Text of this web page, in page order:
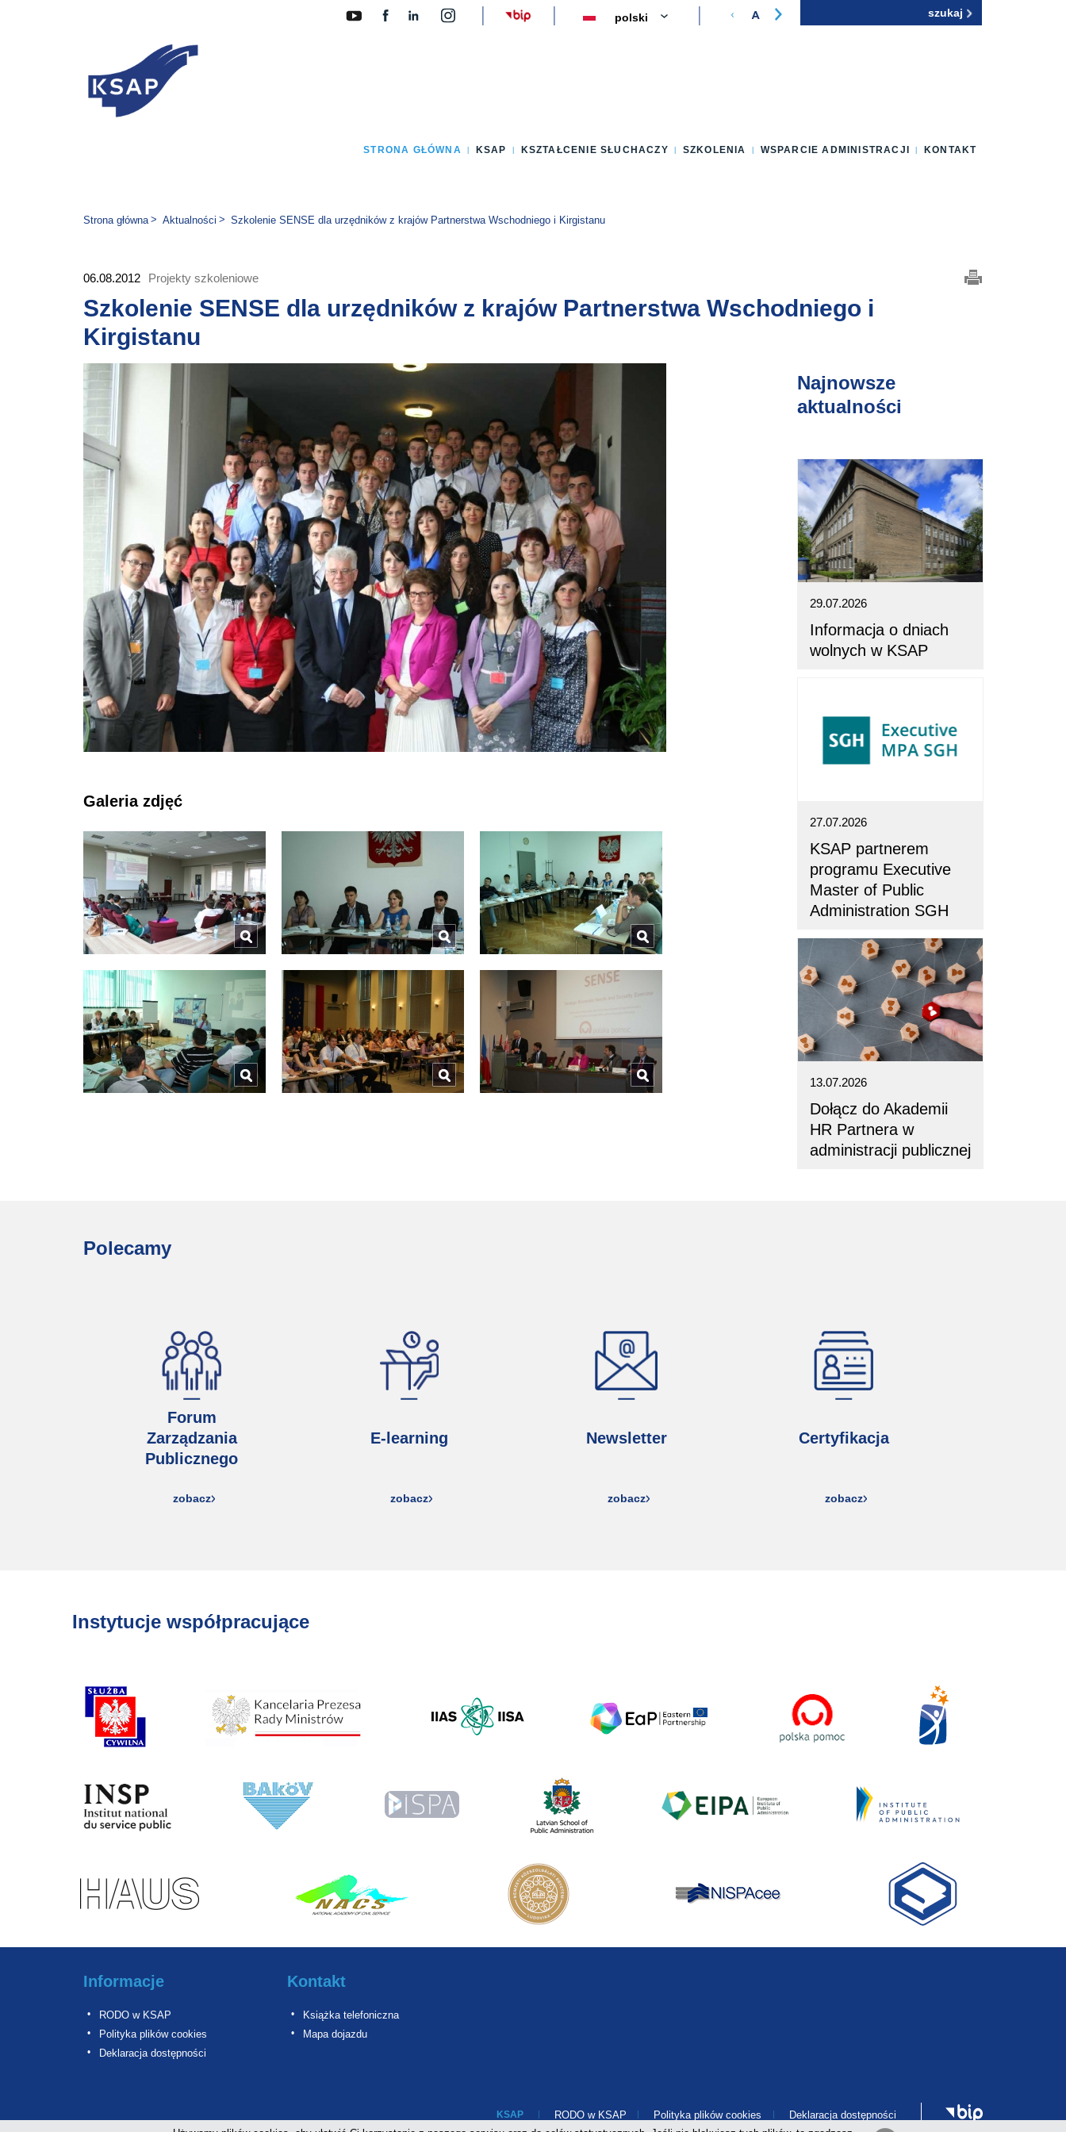
Zmień wersję językową strony
STRONA GŁÓWNA KSAP KSZTAŁCENIE SŁUCHACZY SZKOLENIA WSPARCIE ADMINISTRACJI KONTAKT
Jesteś tutaj:
Strona główna Aktualności Szkolenie SENSE dla urzędników z krajów Partnerstwa Wschodniego i Kirgistanu
06.08.2012 Projekty szkoleniowe
Szkolenie SENSE dla urzędników z krajów Partnerstwa Wschodniego i
Kirgistanu
Galeria zdjęć
Najnowsze
aktualności
29.07.2026
Informacja o dniach
wolnych w KSAP
27.07.2026
KSAP partnerem
programu Executive
Master of Public
Administration SGH
13.07.2026
Dołącz do Akademii
HR Partnera w
administracji publicznej
Polecamy
Forum
Zarządzania
Publicznego
zobacz
E-learning
zobacz
Newsletter
zobacz
Certyfikacja
zobacz
Instytucje współpracujące
Informacje
RODO w KSAP
Polityka plików cookies
Deklaracja dostępności
Kontakt
Książka telefoniczna
Mapa dojazdu
KSAP RODO w KSAP Polityka plików cookies
Deklaracja dostępności